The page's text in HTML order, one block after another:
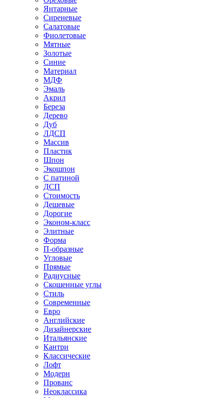
Янтарные
Сиреневые
Салатовые
Фиолетовые
Мятные
Золотые
Синие
Материал
МДФ
Эмаль
Акрил
Береза
Дерево
Дуб
ЛДСП
Массив
Пластик
Шпон
Экошпон
С патиной
ДСП
Стоимость
Дешевые
Дорогие
Эконом-класс
Элитные
Форма
П-образные
Угловые
Прямые
Радиусные
Скошенные углы
Стиль
Современные
Евро
Английские
Дизайнерские
Итальянские
Кантри
Классические
Лофт
Модерн
Прованс
Неоклассика